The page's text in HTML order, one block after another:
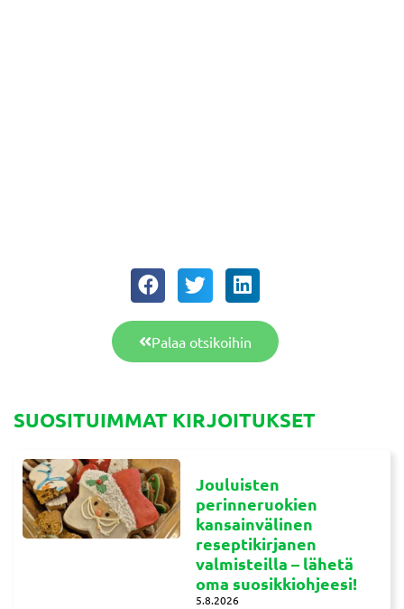
Palaa otsikoihin
SUOSITUIMMAT KIRJOITUKSET
Jouluisten
perinneruokien
kansainvälinen
reseptikirjanen
valmisteilla – lähetä
oma suosikkiohjeesi!
5.8.2026